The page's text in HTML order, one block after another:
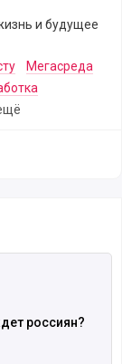
и будущее
Мегасреда
россиян?